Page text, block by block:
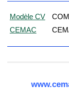
Modèle CV
CEMAC